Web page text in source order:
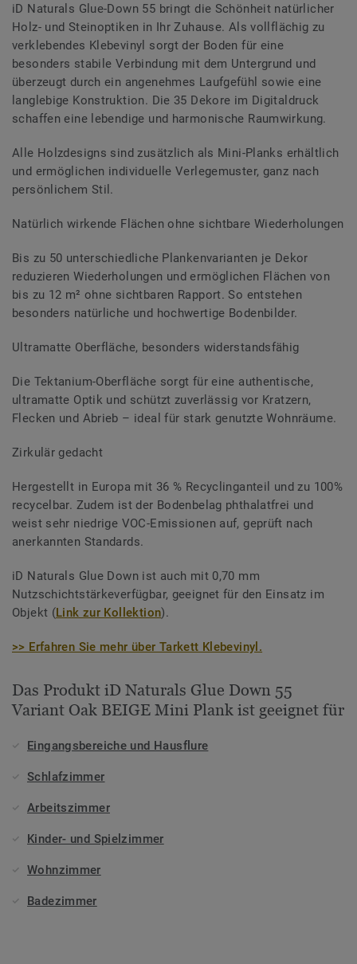
iD Naturals Glue-Down 55 bringt die Schönheit natürlicher
Holz- und Steinoptiken in Ihr Zuhause. Als vollflächig zu
verklebendes Klebevinyl sorgt der Boden für eine
besonders stabile Verbindung mit dem Untergrund und
überzeugt durch ein angenehmes Laufgefühl sowie eine
langlebige Konstruktion. Die 35 Dekore im Digitaldruck
schaffen eine lebendige und harmonische Raumwirkung.
Alle Holzdesigns sind zusätzlich als Mini-Planks erhältlich
und ermöglichen individuelle Verlegemuster, ganz nach
persönlichem Stil.
Natürlich wirkende Flächen ohne sichtbare Wiederholungen
Bis zu 50 unterschiedliche Plankenvarianten je Dekor
reduzieren Wiederholungen und ermöglichen Flächen von
bis zu 12 m² ohne sichtbaren Rapport. So entstehen
besonders natürliche und hochwertige Bodenbilder.
Ultramatte Oberfläche, besonders widerstandsfähig
Die Tektanium-Oberfläche sorgt für eine authentische,
ultramatte Optik und schützt zuverlässig vor Kratzern,
Flecken und Abrieb – ideal für stark genutzte Wohnräume.
Zirkulär gedacht
Hergestellt in Europa mit 36 % Recyclinganteil und zu 100%
recycelbar. Zudem ist der Bodenbelag phthalatfrei und
weist sehr niedrige VOC-Emissionen auf, geprüft nach
anerkannten Standards.
iD Naturals Glue Down ist auch mit 0,70 mm
Nutzschichtstärkeverfügbar, geeignet für den Einsatz im
Objekt (Link zur Kollektion).
>> Erfahren Sie mehr über Tarkett Klebevinyl.
Das Produkt iD Naturals Glue Down 55
Variant Oak BEIGE Mini Plank ist geeignet für
Eingangsbereiche und Hausflure
Schlafzimmer
Arbeitszimmer
Kinder- und Spielzimmer
Wohnzimmer
Badezimmer